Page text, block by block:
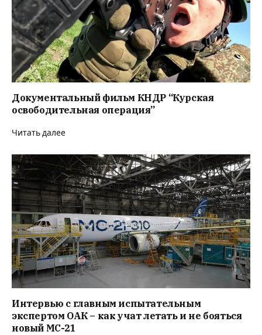
Документальный фильм КНДР “Курская
освободительная операция”
Читать далее
Интервью с главным испытательным
экспертом ОАК – как учат летать и не бояться
новый MC-21